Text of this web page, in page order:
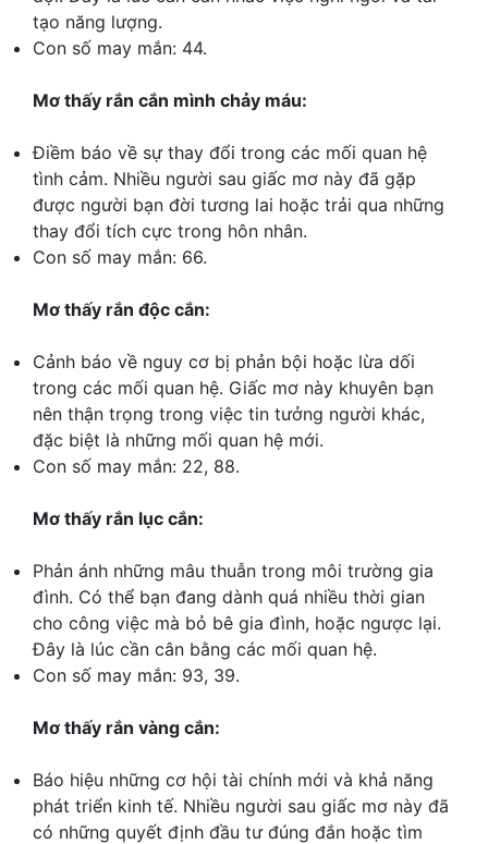
tạo năng lượng.
Con số may mắn: 44.
Mơ thấy rắn cắn mình chảy máu:
Điềm báo về sự thay đổi trong các mối quan hệ
tình cảm. Nhiều người sau giấc mơ này đã gặp
được người bạn đời tương lai hoặc trải qua những
thay đổi tích cực trong hôn nhân.
Con số may mắn: 66.
Mơ thấy rắn độc cắn:
Cảnh báo về nguy cơ bị phản bội hoặc lừa dối
trong các mối quan hệ. Giấc mơ này khuyên bạn
nên thận trọng trong việc tin tưởng người khác,
đặc biệt là những mối quan hệ mới.
Con số may mắn: 22, 88.
Mơ thấy rắn lục cắn:
Phản ánh những mâu thuẫn trong môi trường gia
đình. Có thể bạn đang dành quá nhiều thời gian
cho công việc mà bỏ bê gia đình, hoặc ngược lại.
Đây là lúc cần cân bằng các mối quan hệ.
Con số may mắn: 93, 39.
Mơ thấy rắn vàng cắn:
Báo hiệu những cơ hội tài chính mới và khả năng
phát triển kinh tế. Nhiều người sau giấc mơ này đã
có những quyết định đầu tư đúng đắn hoặc tìm